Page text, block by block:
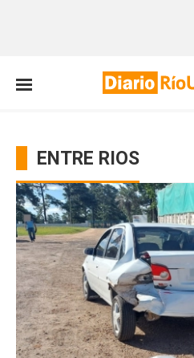
ENTRE RIOS